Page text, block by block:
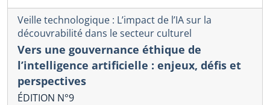
Veille technologique : L’impact de l’IA sur la
découvrabilité dans le secteur culturel
Vers une gouvernance éthique de
l’intelligence artificielle : enjeux, défis et
perspectives
ÉDITION N°9